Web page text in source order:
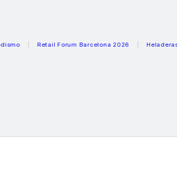
Retail Forum Barcelona 2026 Heladeras